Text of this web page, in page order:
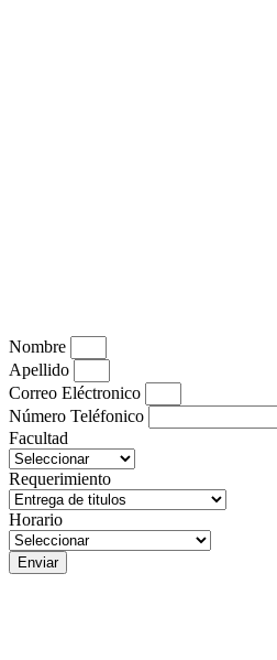
Nombre
Apellido
Correo Eléctronico
Número Teléfonico
Facultad
Requerimiento
Horario
Enviar